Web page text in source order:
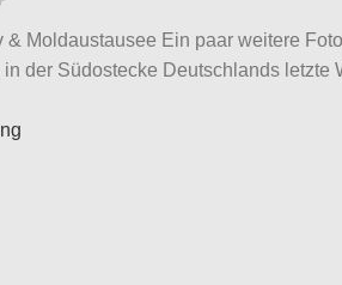
& Moldaustausee Ein paar weitere
in der Südostecke Deutschlands letzte